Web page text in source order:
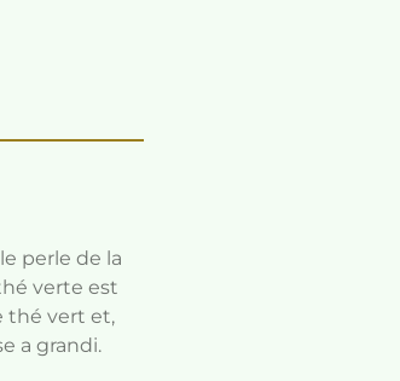
perle de la
verte est
thé vert et,
a grandi.